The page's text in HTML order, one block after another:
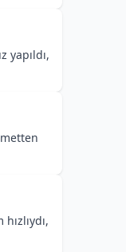
yapıldı,